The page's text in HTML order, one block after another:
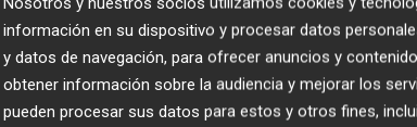
Ramírez: "Cuando llegué el
información en su dispositivo y procesar datos
y datos de navegación, para ofrecer anuncios y
obtener información sobre la audiencia y mejorar los
pueden procesar sus datos para estos y otros fines,